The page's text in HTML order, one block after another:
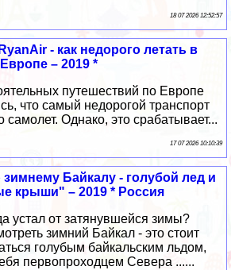
18 07 2026 12:52:57
- как недорого летать в
Европе – 2019 *
путешествий по Европе
что самый недорогой транспорт
самолет. Однако, это срабатывает...
17 07 2026 10:10:39
Байкалу - голубой лед и
крыши" – 2019 * Россия
устал от затянувшейся зимы?
зимний Байкал - это стоит
голубым байкальским льдом,
первопроходцем Севера ......